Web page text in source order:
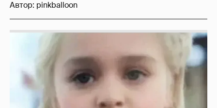
Автор: pinkballoon